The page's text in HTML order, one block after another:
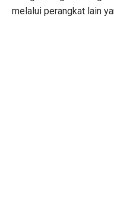
melalui perangkat lain